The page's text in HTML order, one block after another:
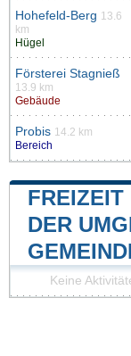
Hohefeld-Berg 13.6
km
Hügel
Försterei Stagnieß
13.9 km
Gebäude
Probis 14.2 km
Bereich
FREIZEIT
DER
Keine